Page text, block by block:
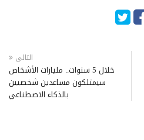
التالى
خلال 5 سنوات.. مليارات الأشخاص
سيمتلكون مساعدين شخصيين
بالذكاء الاصطناعي